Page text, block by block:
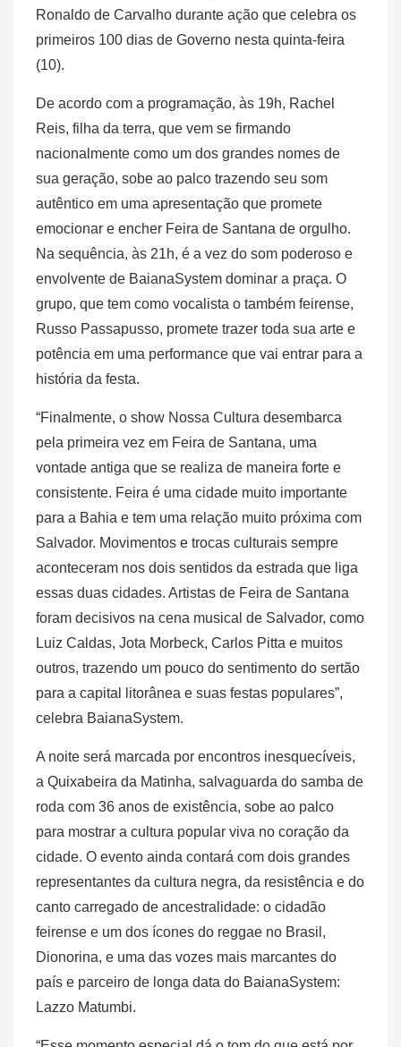
Ronaldo de Carvalho durante ação que celebra os
primeiros 100 dias de Governo nesta quinta-feira
(10).
De acordo com a programação, às 19h, Rachel
Reis, filha da terra, que vem se firmando
nacionalmente como um dos grandes nomes de
sua geração, sobe ao palco trazendo seu som
autêntico em uma apresentação que promete
emocionar e encher Feira de Santana de orgulho.
Na sequência, às 21h, é a vez do som poderoso e
envolvente de BaianaSystem dominar a praça. O
grupo, que tem como vocalista o também feirense,
Russo Passapusso, promete trazer toda sua arte e
potência em uma performance que vai entrar para a
história da festa.
“Finalmente, o show Nossa Cultura desembarca
pela primeira vez em Feira de Santana, uma
vontade antiga que se realiza de maneira forte e
consistente. Feira é uma cidade muito importante
para a Bahia e tem uma relação muito próxima com
Salvador. Movimentos e trocas culturais sempre
aconteceram nos dois sentidos da estrada que liga
essas duas cidades. Artistas de Feira de Santana
foram decisivos na cena musical de Salvador, como
Luiz Caldas, Jota Morbeck, Carlos Pitta e muitos
outros, trazendo um pouco do sentimento do sertão
para a capital litorânea e suas festas populares”,
celebra BaianaSystem.
A noite será marcada por encontros inesquecíveis,
a Quixabeira da Matinha, salvaguarda do samba de
roda com 36 anos de existência, sobe ao palco
para mostrar a cultura popular viva no coração da
cidade. O evento ainda contará com dois grandes
representantes da cultura negra, da resistência e do
canto carregado de ancestralidade: o cidadão
feirense e um dos ícones do reggae no Brasil,
Dionorina, e uma das vozes mais marcantes do
país e parceiro de longa data do BaianaSystem:
Lazzo Matumbi.